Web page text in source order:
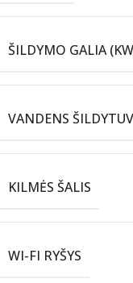
ŠILDYMO GALIA
VANDENS
KILMĖS ŠALIS
WI-FI RYŠYS